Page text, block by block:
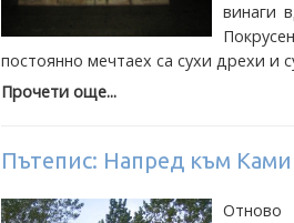
винаги
постоянно мечтаех са сухи дрехи и
Прочети още...
Пътепис: Напред към
Отново